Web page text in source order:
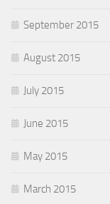
September 2015
August 2015
July 2015
June 2015
May 2015
March 2015